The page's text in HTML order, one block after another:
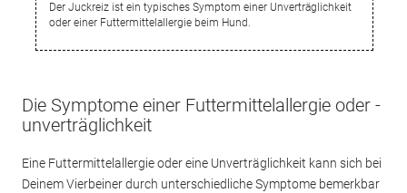
Der Juckreiz ist ein typisches Symptom einer Unverträglichkeit
oder einer Futtermittelallergie beim Hund.
Die Symptome einer Futtermittelallergie oder -
unverträglichkeit
Eine Futtermittelallergie oder eine Unverträglichkeit kann sich bei
Deinem Vierbeiner durch unterschiedliche Symptome bemerkbar